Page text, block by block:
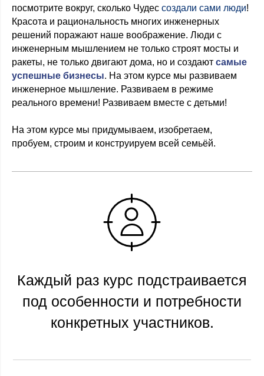
посмотрите вокруг, сколько Чудес создали сами люди!
Красота и рациональность многих инженерных
решений поражают наше воображение. Люди с
инженерным мышлением не только строят мосты и
ракеты, не только двигают дома, но и создают самые
успешные бизнесы. На этом курсе мы развиваем
инженерное мышление. Развиваем в режиме
реального времени! Развиваем вместе с детьми!
На этом курсе мы придумываем, изобретаем,
пробуем, строим и конструируем всей семьёй.
Каждый раз курс подстраивается
под особенности и потребности
конкретных участников.